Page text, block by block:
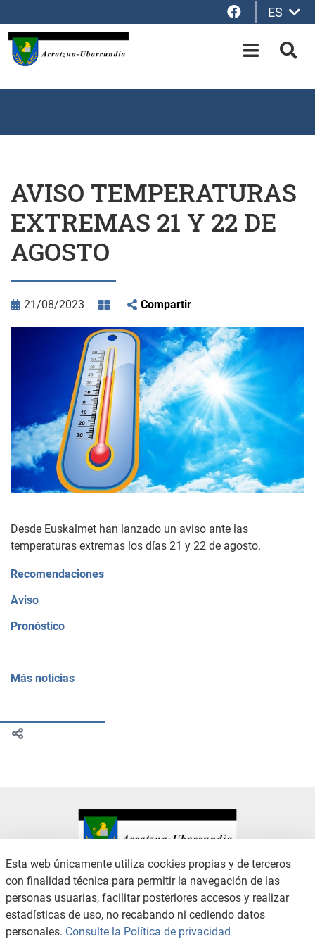
Facebook
ES
OPEN-
AVISO TEMPERATURAS
EXTREMAS 21 Y 22 DE
AGOSTO
21/08/2023 Compartir
Desde Euskalmet han lanzado un aviso ante las
temperaturas extremas los días 21 y 22 de agosto.
Recomendaciones
Aviso
Pronóstico
Más noticias
Esta web únicamente utiliza cookies propias y de terceros
con finalidad técnica para permitir la navegación de las
personas usuarias, facilitar posteriores accesos y realizar
estadísticas de uso, no recabando ni cediendo datos
personales. Consulte la Política de privacidad